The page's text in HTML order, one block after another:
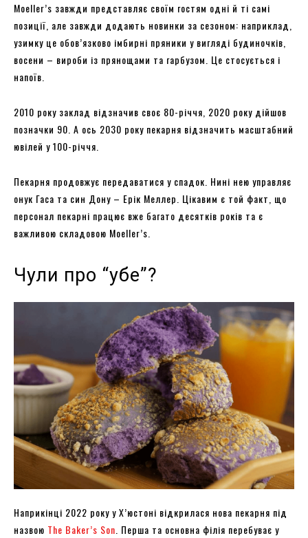
Moeller’s завжди представляє своїм гостям одні й ті самі
позиції, але завжди додають новинки за сезоном: наприклад,
узимку це обов’язково імбирні пряники у вигляді будиночків,
восени – вироби із прянощами та гарбузом. Це стосується і
напоїв.
2010 року заклад відзначив своє 80-річчя, 2020 року дійшов
позначки 90. А ось 2030 року пекарня відзначить масштабний
ювілей у 100-річчя.
Пекарня продовжує передаватися у спадок. Нині нею управляє
онук Гаса та син Дону – Ерік Меллер. Цікавим є той факт, що
персонал пекарні працює вже багато десятків років та є
важливою складовою Moeller’s.
Чули про “убе”?
Наприкінці 2022 року у Х’юстоні відкрилася нова пекарня під
назвою The Baker’s Son . Перша та основна філія перебуває у